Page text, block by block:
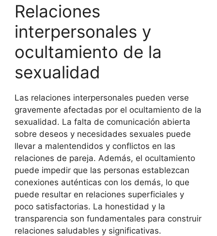
Relaciones
interpersonales y
ocultamiento de la
sexualidad
Las relaciones interpersonales pueden verse
gravemente afectadas por el ocultamiento de la
sexualidad. La falta de comunicación abierta
sobre deseos y necesidades sexuales puede
llevar a malentendidos y conflictos en las
relaciones de pareja. Además, el ocultamiento
puede impedir que las personas establezcan
conexiones auténticas con los demás, lo que
puede resultar en relaciones superficiales y
poco satisfactorias. La honestidad y la
transparencia son fundamentales para construir
relaciones saludables y significativas.